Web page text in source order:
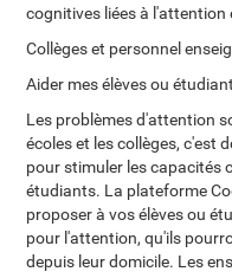
cognitives liées à
Collèges et personnel
Aider mes élèves ou
Les problèmes d'attention
écoles et les collèges, c'est
pour stimuler les capacités
étudiants. La plateforme
proposer à vos élèves ou
pour l'attention, qu'ils
depuis leur domicile. Les